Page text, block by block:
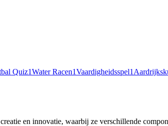
Quiz1Water Racen1Vaardigheidsspel1
en innovatie, waarbij ze verschillende